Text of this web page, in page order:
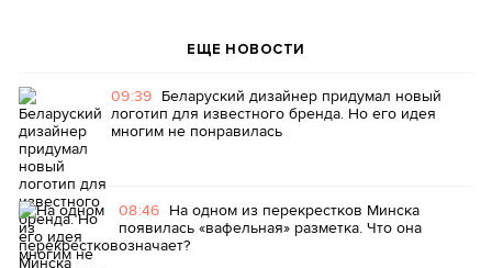
ЕЩЕ НОВОСТИ
09:39 Беларуский дизайнер придумал новый
логотип для известного бренда. Но его идея
многим не понравилась
08:46 На одном из перекрестков Минска
появилась «вафельная» разметка. Что она
означает?